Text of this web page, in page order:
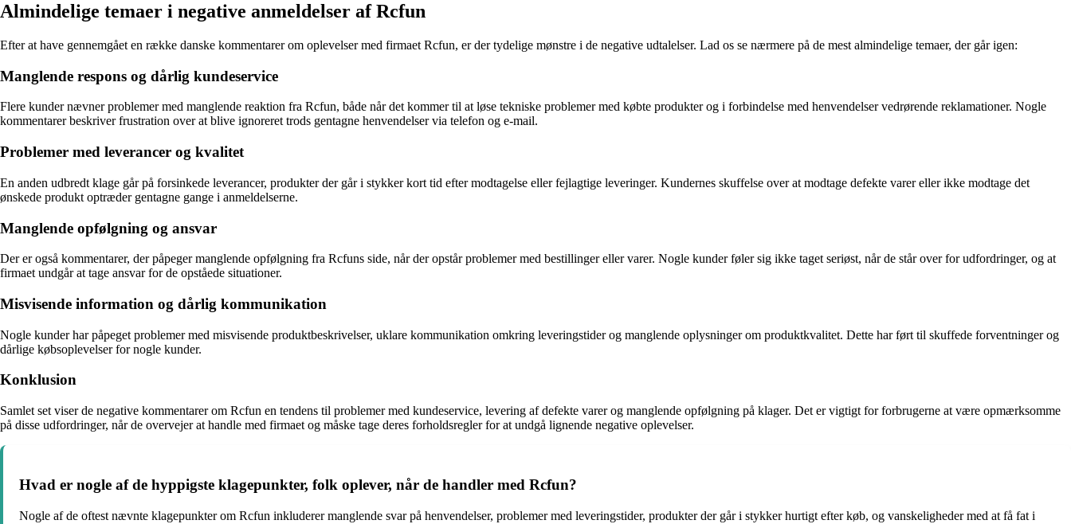
Almindelige temaer i negative anmeldelser af Rcfun
Efter at have gennemgået en række danske kommentarer om oplevelser med firmaet Rcfun, er der tydelige mønstre i de negative udtalelser. Lad os se nærmere på de mest almindelige temaer, der går igen:
Manglende respons og dårlig kundeservice
Flere kunder nævner problemer med manglende reaktion fra Rcfun, både når det kommer til at løse tekniske problemer med købte produkter og i forbindelse med henvendelser vedrørende reklamationer. Nogle
kommentarer beskriver frustration over at blive ignoreret trods gentagne henvendelser via telefon og e-mail.
Problemer med leverancer og kvalitet
En anden udbredt klage går på forsinkede leverancer, produkter der går i stykker kort tid efter modtagelse eller fejlagtige leveringer. Kundernes skuffelse over at modtage defekte varer eller ikke modtage det
ønskede produkt optræder gentagne gange i anmeldelserne.
Manglende opfølgning og ansvar
Der er også kommentarer, der påpeger manglende opfølgning fra Rcfuns side, når der opstår problemer med bestillinger eller varer. Nogle kunder føler sig ikke taget seriøst, når de står over for udfordringer, og at
firmaet undgår at tage ansvar for de opståede situationer.
Misvisende information og dårlig kommunikation
Nogle kunder har påpeget problemer med misvisende produktbeskrivelser, uklare kommunikation omkring leveringstider og manglende oplysninger om produktkvalitet. Dette har ført til skuffede forventninger og
dårlige købsoplevelser for nogle kunder.
Konklusion
Samlet set viser de negative kommentarer om Rcfun en tendens til problemer med kundeservice, levering af defekte varer og manglende opfølgning på klager. Det er vigtigt for forbrugerne at være opmærksomme
på disse udfordringer, når de overvejer at handle med firmaet og måske tage deres forholdsregler for at undgå lignende negative oplevelser.
Hvad er nogle af de hyppigste klagepunkter, folk oplever, når de handler med Rcfun?
Nogle af de oftest nævnte klagepunkter om Rcfun inkluderer manglende svar på henvendelser, problemer med leveringstider, produkter der går i stykker hurtigt efter køb, og vanskeligheder med at få fat i